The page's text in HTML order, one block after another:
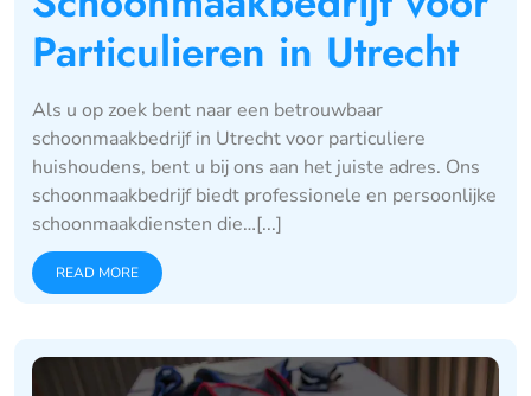
Particulieren in Utrecht
Als u op zoek bent naar een betrouwbaar
schoonmaakbedrijf in Utrecht voor particuliere
huishoudens, bent u bij ons aan het juiste adres. Ons
schoonmaakbedrijf biedt professionele en persoonlijke
schoonmaakdiensten die…[...]
READ MORE